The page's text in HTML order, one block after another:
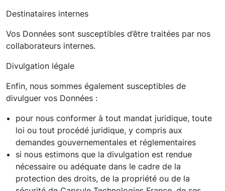
Destinataires internes
Vos Données sont susceptibles d’être traitées par nos
collaborateurs internes.
Divulgation légale
Enfin, nous sommes également susceptibles de
divulguer vos Données :
pour nous conformer à tout mandat juridique, toute
loi ou tout procédé juridique, y compris aux
demandes gouvernementales et réglementaires
si nous estimons que la divulgation est rendue
nécessaire ou adéquate dans le cadre de la
protection des droits, de la propriété ou de la